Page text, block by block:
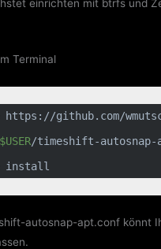
einrichten mit btrfs und
Terminal
github.com/
$USER/timeshift-autosnap-
install
autosnap-apt.conf könnt